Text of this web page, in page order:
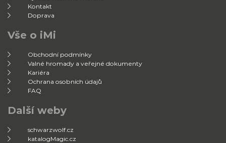
Kontakt
Doprava
Vše o iMi
Obchodní podmínky
Valné hromady a veřejné dokumenty
Kariéra
Ochrana osobních údajů
FAQ
Další weby
schwarzwolf.cz
katalogMagic.cz